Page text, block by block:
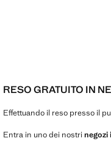
RESO GRATUITO IN
Effettuando il reso presso il
Entra in uno dei nostri negozi